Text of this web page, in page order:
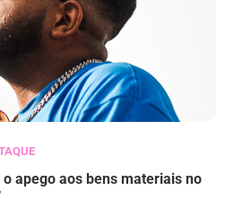
apego aos bens materiais no